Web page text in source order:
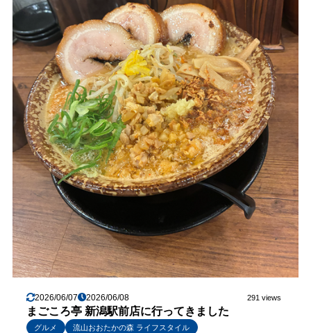
2026/06/07 2026/06/08 291 views
まごころ亭 新潟駅前店に行ってきました
グルメ
流山おおたかの森 ライフスタイル